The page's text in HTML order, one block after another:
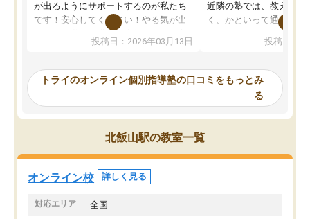
が出るようにサポートするのが私たち
です！安心してください！やる気が出
ないのは私たち講師の責任です」と言
ってくださり、確かに！と考えて、思
ったんですが、学生の先生から学ぶこ
み、徐々に成績が上がったらいいなと
思っていました。何が今足りないのか
を的確に指導いただき、子どももびっ
くりするほど楽しんでやる気を持って
塾を受けています。狙い通り、少しず
つ成績も上がり、苦手意識も無くなっ
てきたので、さらに苦手な数学も追加
でお願いしました。来年の高校受験に
投稿日：2026年03月13日
近隣の塾では、教えても
く、かといって通うには
可能なので本当に助か
らないところをピンポイ
頂いて、とてもわかり
していました。一生を
スト、多少お金がかかっ
投稿日：
トライのオンライン個別指導塾の口コミをもっとみ
る
北飯山駅の教室一覧
オンライン校 詳しく見る
対応エリア 全国